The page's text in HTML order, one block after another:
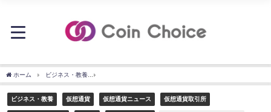
ホーム ビジネス・教養
ビジネス・教養 仮想通貨 仮想通貨ニュース 仮想通貨取引所